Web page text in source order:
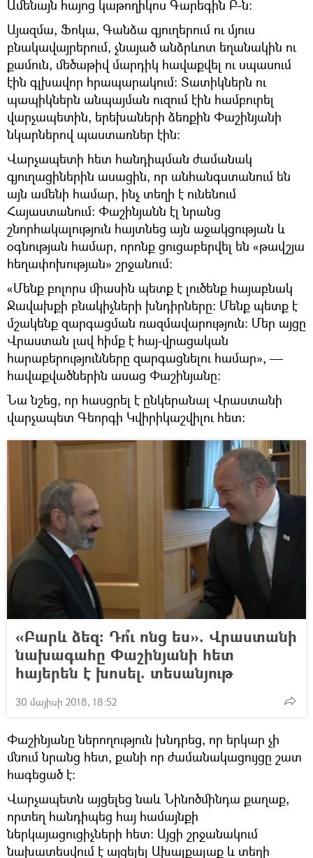
Ամենայն հայոց կաթողիկոս Գարեգին Բ-ն։
Այազմա, Ֆոկա, Գանձա գյուղերում ու մյուս
բնակավայրերում, չնայած անձրևոտ եղանակին ու
քամուն, մեծաթիվ մարդիկ հավաքվել ու սպասում
էին գլխավոր հրապարակում։ Տատիկներն ու
պապիկներն անպայման ուզում էին համբուրել
վարչապետին, երեխաների ձեռքին Փաշինյանի
նկարներով պաստառներ էին։
Վարչապետի հետ հանդիպման ժամանակ
գյուղացիներին ասացին, որ անհանգստանում են
այն ամենի համար, ինչ տեղի է ունենում
Հայաստանում։ Փաշինյանն էլ նրանց
շնորհակալություն հայտնեց այն աջակցության և
օգնության համար, որոնք ցուցաբերվել են «թավշյա
հեղափոխության» շրջանում։
«Մենք բոլորս միասին պետք է լուծենք հայաբնակ
Ջավախքի բնակիչների խնդիրները։ Մենք պետք է
մշակենք զարգացման ռազմավարություն։ Մեր այցը
Վրաստան լավ հիմք է հայ-վրացական
հարաբերությունները զարգացնելու համար», —
հավաքվածներին ասաց Փաշինյանը։
Նա նշեց, որ հասցրել է ընկերանալ Վրաստանի
վարչապետ Գեորգի Կվիրիկաշվիլու հետ։
«Բարև ձեզ։ Դո՞ւ ոնց ես». Վրաստանի
նախագահը Փաշինյանի հետ
հայերեն է խոսել. տեսանյութ
30 մայիսի 2018, 18:52
Փաշինյանը ներողություն խնդրեց, որ երկար չի
մնում նրանց հետ, քանի որ ժամանակացույցը շատ
հագեցած է։
Վարչապետն այցելեց նաև Նինոծմինդա քաղաք,
որտեղ հանդիպեց հայ համայնքի
ներկայացուցիչների հետ։ Այցի շրջանակում
նախատեսվում է այցելել Ախալքալաք և տեղի